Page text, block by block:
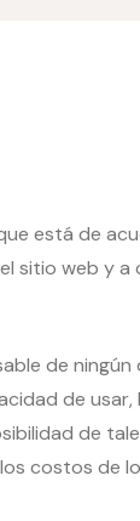
está de
sitio web y
de
de
de
costos de